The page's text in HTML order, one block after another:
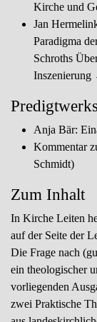
Kirche und
Jan
Paradigma
Schroths
Inszenierung
Anja Bär:
Kommentar
Schmidt)
Zum Inhalt
In Kirche Leiten
auf der Seite der
Die Frage nach
ein theologischer
vorliegenden
zwei Praktische